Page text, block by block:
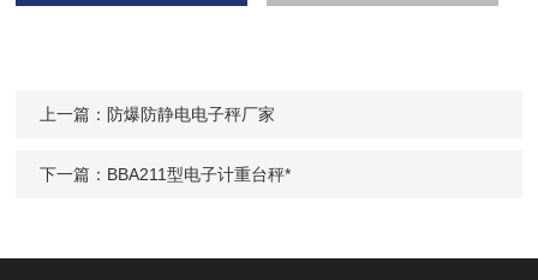
上一篇： 防爆防静电电子秤厂家
下一篇： BBA211型电子计重台秤*